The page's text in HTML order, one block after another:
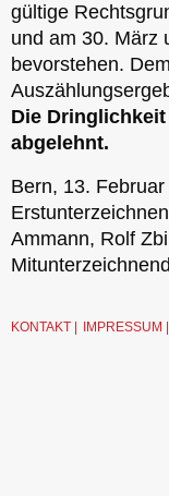
gültige
und am 30. März
bevorstehen.
Die
abgelehnt.
Bern, 13.
Ammann, Rolf
KONTAKT IMPRESSUM